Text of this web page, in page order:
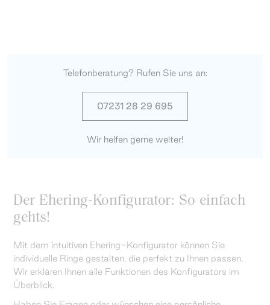
Telefonberatung? Rufen Sie uns an:
07231 28 29 695
Wir helfen gerne weiter!
Der Ehering-Konfigurator: So einfach
gehts!
Mit dem intuitiven Ehering-Konfigurator können Sie
individuelle Ringe gestalten, die perfekt zu Ihnen passen.
Wir erklären Ihnen alle Funktionen des Konfigurators im
Überblick.